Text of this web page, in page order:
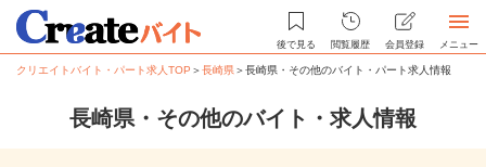
後で見る 閲覧履歴 会員登録 メニュー
クリエイトバイト・パート求人TOP ＞長崎県＞長崎県・その他のバイト・パート求人情報
長崎県・その他のバイト・求人情報